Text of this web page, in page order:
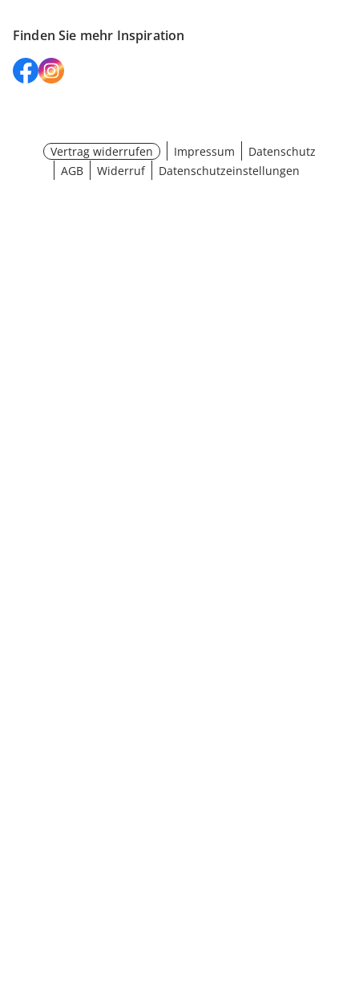
Finden Sie mehr Inspiration
Vertrag widerrufen Impressum
Datenschutz
AGB
Widerruf Datenschutzeinstellungen